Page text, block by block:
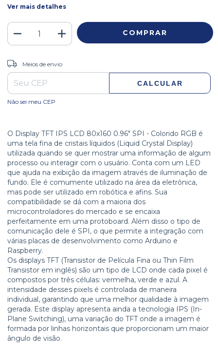
Ver mais detalhes
Entregas para o CEP:
Meios de envio
CALCULAR
Não sei meu CEP
O Display TFT IPS LCD 80x160 0.96" SPI - Colorido RGB é
uma tela fina de cristais líquidos (Liquid Crystal Display)
utilizada quando se quer mostrar uma informação de algum
processo ou interagir com o usuário. Conta com um LED
que ajuda na exibição da imagem através de iluminação de
fundo. Ele é comumente utilizado na área da eletrônica,
mas pode ser utilizado em robótica e afins. Sua
compatibilidade se dá com a maioria dos
microcontroladores do mercado e se encaixa
perfeitamente em uma protoboard. Além disso o tipo de
comunicação dele é SPI, o que permite a integração com
várias placas de desenvolvimento como Arduino e
Raspberry.
Os displays TFT (Transistor de Película Fina ou Thin Film
Transistor em inglês) são um tipo de LCD onde cada pixel é
compostos por três células: vermelha, verde e azul. A
intensidade desses pixels é controlada de maneira
individual, garantindo que uma melhor qualidade à imagem
gerada. Este display apresenta ainda a tecnologia IPS (In-
Plane Switching), uma variação do TFT onde a imagem é
formada por linhas horizontais que proporcionam um maior
ângulo de visão.